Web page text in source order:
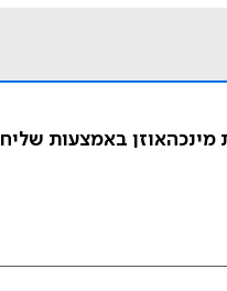
באמצעות שליח